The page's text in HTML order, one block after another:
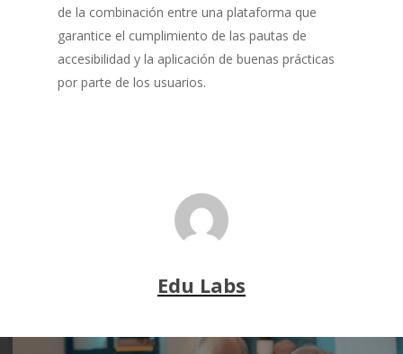
de la combinación entre una plataforma que
garantice el cumplimiento de las pautas de
accesibilidad y la aplicación de buenas prácticas
por parte de los usuarios.
Edu Labs